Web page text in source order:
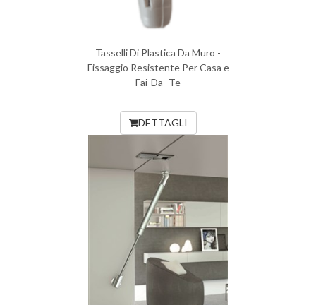
Tasselli Di Plastica Da Muro -
Fissaggio Resistente Per Casa e
Fai-Da- Te
DETTAGLI